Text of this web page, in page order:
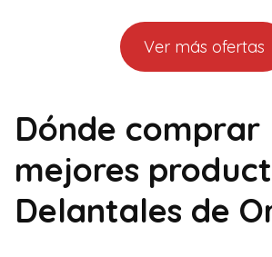
Ver más ofertas
Dónde comprar
mejores
Delantales de